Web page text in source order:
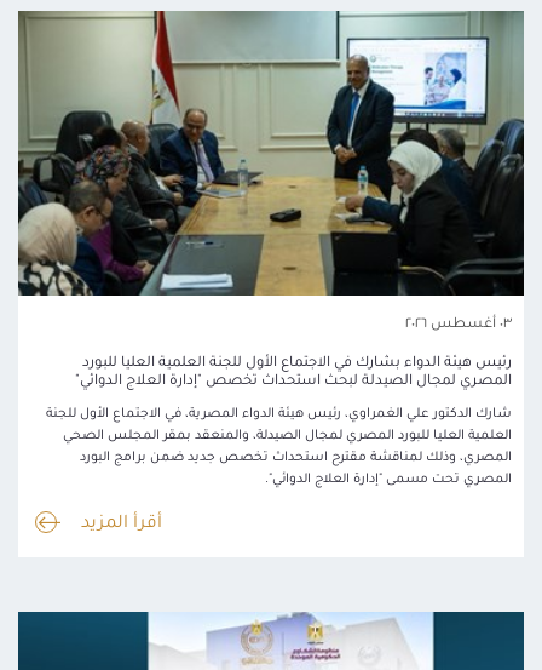
٠٣ أغسطس ٢٠٢٦
رئيس هيئة الدواء بشارك في الاجتماع الأول للجنة العلمية العليا للبورد
المصري لمجال الصيدلة لبحث استحداث تخصص "إدارة العلاج الدوائي"
شارك الدكتور علي الغمراوي، رئيس هيئة الدواء المصرية، في الاجتماع الأول للجنة
العلمية العليا للبورد المصري لمجال الصيدلة، والمنعقد بمقر المجلس الصحي
المصري، وذلك لمناقشة مقترح استحداث تخصص جديد ضمن برامج البورد
المصري تحت مسمى "إدارة العلاج الدوائي".
أقرأ المزيد